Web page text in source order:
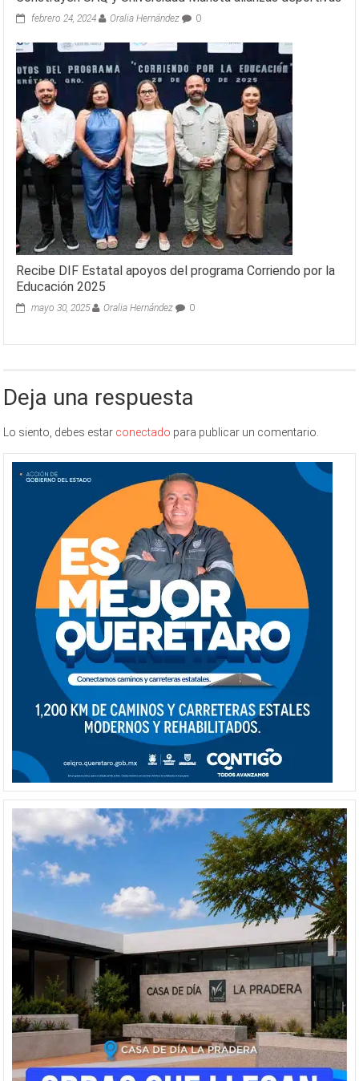
febrero 24, 2024 Oralia Hernández 0
Recibe DIF Estatal apoyos del programa Corriendo por la
Educación 2025
mayo 30, 2025 Oralia Hernández 0
Deja una respuesta
Lo siento, debes estar conectado para publicar un comentario.